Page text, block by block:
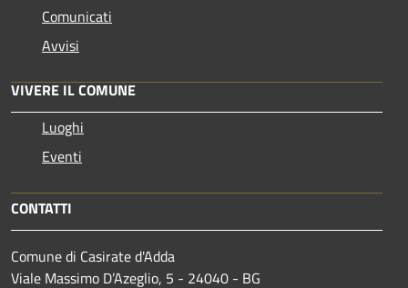
Comunicati
Avvisi
VIVERE IL COMUNE
Luoghi
Eventi
CONTATTI
Comune di Casirate d'Adda
Viale Massimo D’Azeglio, 5 - 24040 - BG